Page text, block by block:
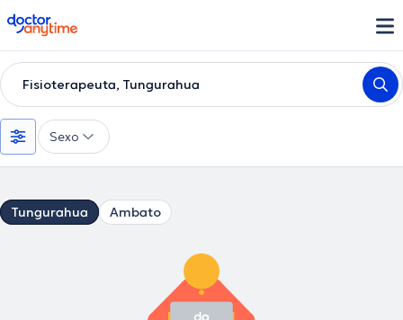
doctoranytime
Fisioterapeuta, Tungurahua
Sexo
Tungurahua Ambato